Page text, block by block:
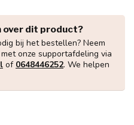
over dit product?
bij het bestellen? Neem
onze supportafdeling via
of 0648446252. We helpen